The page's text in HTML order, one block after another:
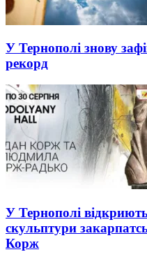
У Тернополі знову
рекорд
У Тернополі
скульптури
Корж